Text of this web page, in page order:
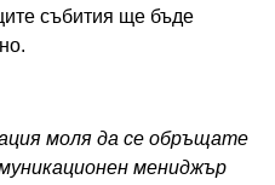
събития ще бъде
моля да се обръщате
мениджър